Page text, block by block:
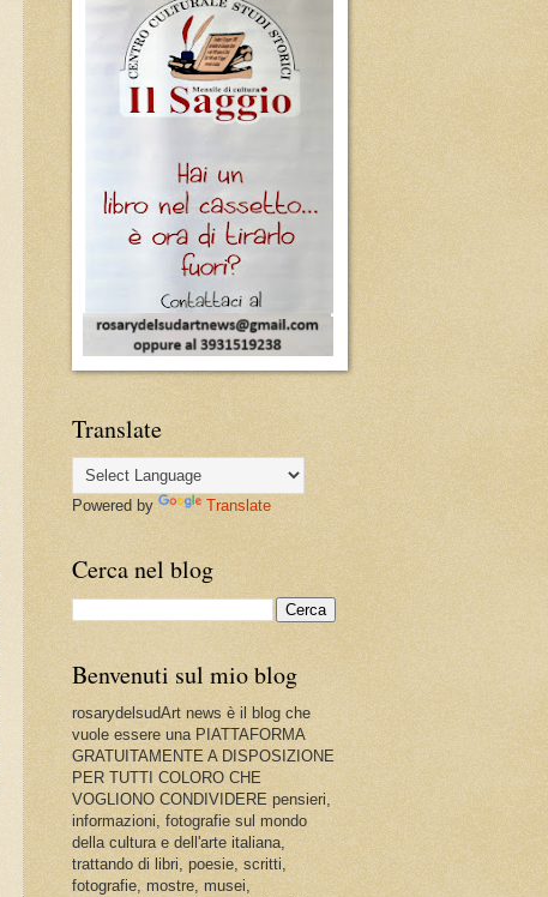
Translate
Powered by Translate
Cerca nel blog
Benvenuti sul mio blog
rosarydelsudArt news è il blog che
vuole essere una PIATTAFORMA
GRATUITAMENTE A DISPOSIZIONE
PER TUTTI COLORO CHE
VOGLIONO CONDIVIDERE pensieri,
informazioni, fotografie sul mondo
della cultura e dell'arte italiana,
trattando di libri, poesie, scritti,
fotografie, mostre, musei,